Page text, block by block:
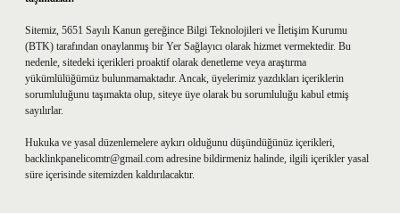
Sitemiz, 5651 Sayılı Kanun gereğince Bilgi Teknolojileri ve İletişim Kurumu
(BTK) tarafından onaylanmış bir Yer Sağlayıcı olarak hizmet vermektedir. Bu
nedenle, sitedeki içerikleri proaktif olarak denetleme veya araştırma
yükümlülüğümüz bulunmamaktadır. Ancak, üyelerimiz yazdıkları içeriklerin
sorumluluğunu taşımakta olup, siteye üye olarak bu sorumluluğu kabul etmiş
sayılırlar.
Hukuka ve yasal düzenlemelere aykırı olduğunu düşündüğünüz içerikleri,
backlinkpanelicomtr@gmail.com adresine bildirmeniz halinde, ilgili içerikler yasal
süre içerisinde sitemizden kaldırılacaktır.